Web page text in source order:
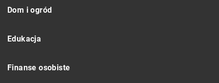
Dom i ogród
Edukacja
Finanse osobiste